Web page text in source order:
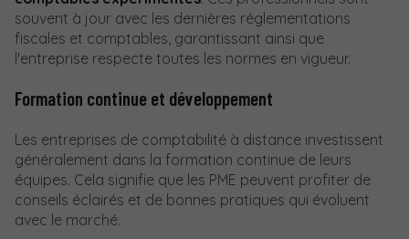
souvent à jour avec les dernières réglementations
fiscales et comptables, garantissant ainsi que
l'entreprise respecte toutes les normes en vigueur.
Formation continue et développement
Les entreprises de comptabilité à distance investissent
généralement dans la formation continue de leurs
équipes. Cela signifie que les PME peuvent profiter de
conseils éclairés et de bonnes pratiques qui évoluent
avec le marché.